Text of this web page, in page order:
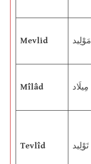
Mevlid مَوْلِيد
Mîlâd مِيلَاد
Tevlîd تَوْلِيد